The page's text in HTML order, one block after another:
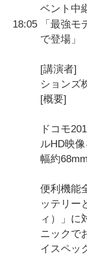
ベント中
18:05
「最強
で登場」
[講演者]
ションズ
[概要]
ドコモ
ルHD映
幅約
便利機能
ッテリー
ィ）」に
ニックで
イスペッ